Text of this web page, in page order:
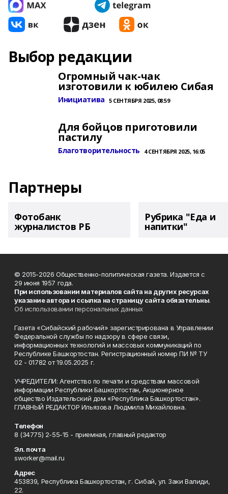
Выбор редакции
Огромный чак-чак
изготовили к юбилею Сибая
Инициатива 5 СЕНТЯБРЯ 2025, 08:59
Для бойцов приготовили
пастилу
Благотворительность 4 СЕНТЯБРЯ 2025, 16:05
Партнеры
Фотобанк
журналистов РБ
Рубрика "Еда и
напитки"
© 2015-2026 Общественно-политическая газета. Издается с
29 июня 1957 года.
При использовании материалов сайта на других ресурсах
указание автора и ссылка на страницу сайта обязательны.
Об использовании персональных данных
Газета «Сибайский рабочий» зарегистрирована в Управлении
Федеральной службы по надзору в сфере связи,
информационных технологий и массовых коммуникаций по
Республике Башкортостан. Регистрационный номер ПИ № ТУ
02 - 01782 от 19.05.2025 г.
УЧРЕДИТЕЛИ: Агентство по печати и средствам массовой
информации Республики Башкортостан, Акционерное
общество Издательский дом «Республика Башкортостан».
ГЛАВНЫЙ РЕДАКТОР Ильязова Людмила Михайловна.
Телефон
8 (34775) 2-55-15 - приемная, главный редактор
Эл. почта
sworker@mail.ru
Адрес
453839, Республика Башкортостан, г. Сибай, ул. Заки Валиди,
22.